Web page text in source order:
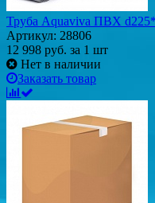
Труба Aquaviva ПВХ
Артикул: 28806
12 998 руб. за 1 шт
Нет в наличии
Заказать товар